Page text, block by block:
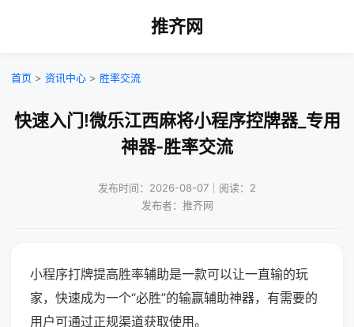
推齐网
首页 > 资讯中心 > 胜率交流
快速入门!微乐江西麻将小程序控牌器_专用
神器-胜率交流
发布时间：2026-08-07｜阅读：2
发布者：推齐网
小程序打牌提高胜率辅助是一款可以让一直输的玩
家，快速成为一个“必胜”的输赢辅助神器，有需要的
用户可通过正规渠道获取使用。